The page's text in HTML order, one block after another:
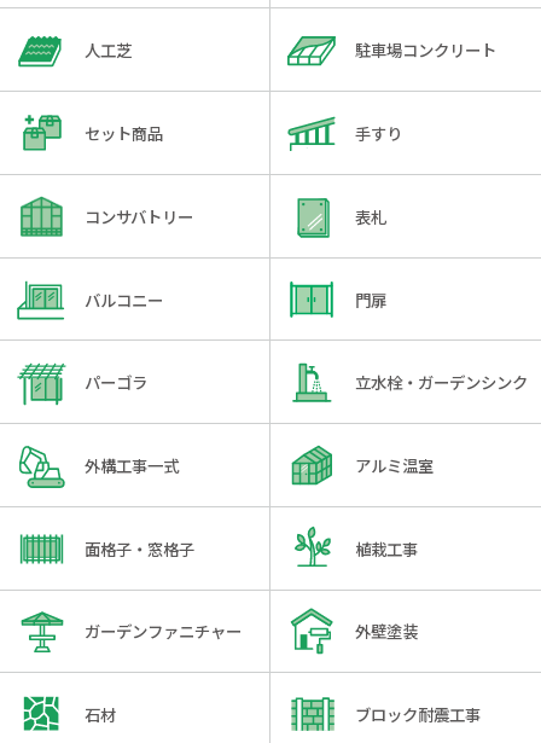
人工芝 駐車場コンクリート
セット商品 手すり
コンサバトリー 表札
バルコニー 門扉
パーゴラ 立水栓・ガーデンシンク
外構工事一式 アルミ温室
面格子・窓格子 植栽工事
ガーデンファニチャー 外壁塗装
石材 ブロック耐震工事